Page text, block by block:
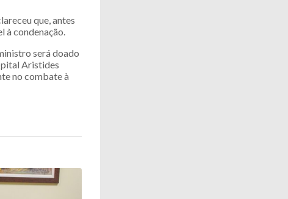
que, antes
à condenação.
será doado
Aristides
no combate à